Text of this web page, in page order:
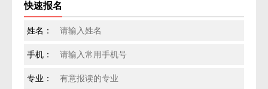
快速报名
姓名：
手机：
专业：